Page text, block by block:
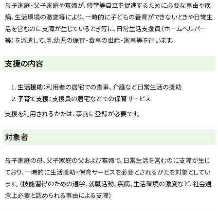
a
g
a
w
a
c
t
y
母子家庭・父子家庭や寡婦が、修学等自立を促進するために必要な事由や疾
病、生活環境の激変等により、一時的に子どもの養育ができないときや日常生
活を営むのに支障が生じているとき等に、日常生活支援員（ホームヘルパー
等）を派遣して、乳幼児の保育・食事の世話・家事等を行います。
支援の内容
生活援助：利用者の居宅での食事、介護など日常生活の援助
子育て支援： 支援員の居宅などでの保育サービス
支援を利用されるかたは、事前に登録が必要です。
ト
ッ
プ
に
戻
る
対象者
母子家庭の母、父子家庭の父および寡婦で、日常生活を営むのに支障が生じ
ており、一時的に生活援助・保育サービスを必要とされるかたを対象としてい
ます。（技能習得のための通学、就職活動、疾病、生活環境の激変など、社会通
念上必要と認められる事由による支障）